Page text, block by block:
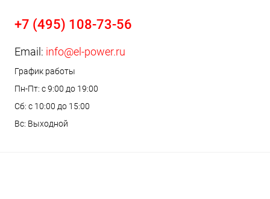
+7 (495) 108-73-56
Email: info@el-power.ru
График работы
Пн-Пт: с 9:00 до 19:00
Сб: с 10:00 до 15:00
Вс: Выходной